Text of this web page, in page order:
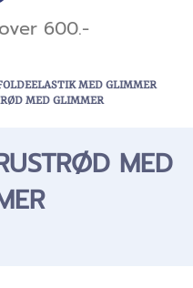
600.-
MED GLIMMER
MED GLIMMER
MED